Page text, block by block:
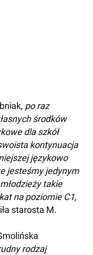
po raz
środków
dla szkół
kontynuacja
językowo
jesteśmy jedynym
takie
na poziomie C1,
starosta M.
rodzaj